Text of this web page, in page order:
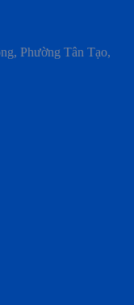
Phường Tân Tạo,